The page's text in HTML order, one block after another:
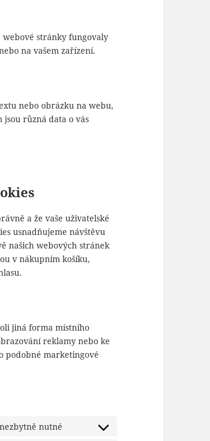
stránky fungovaly
na vašem zařízení.
nebo obrázku na webu,
různá data o vás
a že vaše uživatelské
usnadňujeme návštěvu
našich webových stránek
v nákupním košíku,
jiná forma místního
reklamy nebo ke
podobné marketingové
nutné
Consent